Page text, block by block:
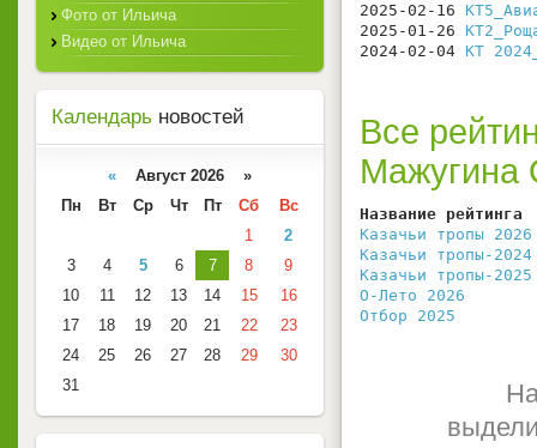
2025-02-16
2025-01-26
2024-02-04 КТ
Все
Мажугина
Название
Казачьи тропы 2026
Казачьи тропы-2024
Казачьи тропы-2025
О-Лето 2026
Отбор 2025
Фото от Ильича
Видео от Ильича
Календарь новостей
« Август 2026 »
Пн
Вт Ср Чт Пт Сб
Вс
1
2
3
4 5 6 7 8
9
10
11 12 13 14 15
16
17
18 19 20 21 22
23
24
25 26 27 28 29
30
31